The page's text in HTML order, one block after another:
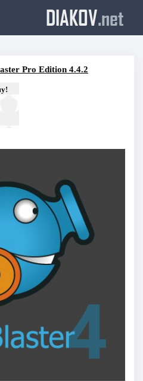
DIAKOV.net
Pro Edition 4.4.2